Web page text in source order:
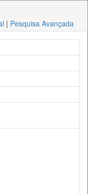
| Pesquisa Avançada